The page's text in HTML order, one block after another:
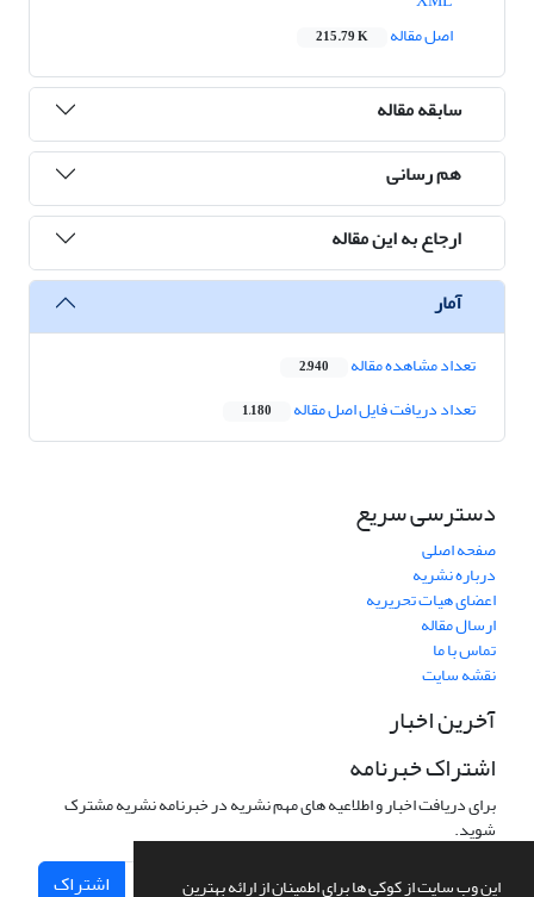
این وب سایت از کوکی ها برای اطمینان از ارائه بهترین
اصل مقاله
215.79 K
سابقه مقاله
هم رسانی
ارجاع به این مقاله
آمار
تعداد مشاهده مقاله 2,940
تعداد دریافت فایل اصل مقاله 1,180
دسترسی سریع
صفحه اصلی
درباره نشریه
اعضای هیات تحریریه
ارسال مقاله
تماس با ما
نقشه سایت
آخرین اخبار
اشتراک خبرنامه
برای دریافت اخبار و اطلاعیه های مهم نشریه در خبرنامه نشریه مشترک
شوید.
اشتراک